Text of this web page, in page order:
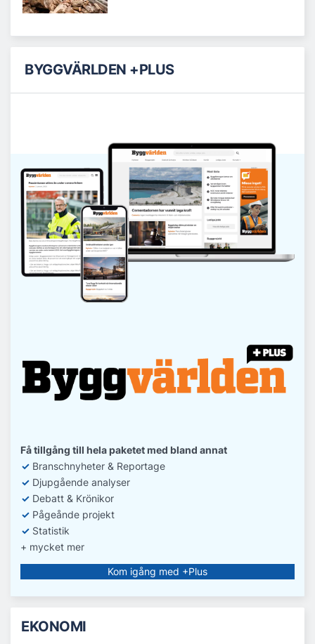
BYGGVÄRLDEN +PLUS
Få tillgång till hela paketet med bland annat
✓ Branschnyheter & Reportage
✓ Djupgående analyser
✓ Debatt & Krönikor
✓ Pågeånde projekt
✓ Statistik
+ mycket mer
Kom igång med +Plus
EKONOMI